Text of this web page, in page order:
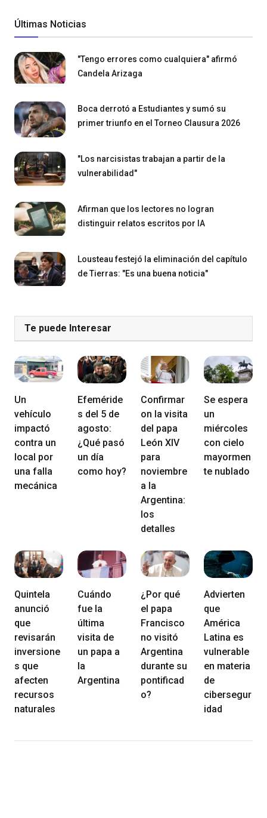
Últimas Noticias
"Tengo errores como cualquiera" afirmó
Candela Arizaga
Boca derrotó a Estudiantes y sumó su
primer triunfo en el Torneo Clausura 2026
"Los narcisistas trabajan a partir de la
vulnerabilidad"
Afirman que los lectores no logran
distinguir relatos escritos por IA
Lousteau festejó la eliminación del capítulo
de Tierras: "Es una buena noticia"
Te puede Interesar
Un
vehículo
impactó
contra un
local por
una falla
mecánica
Efeméride
s del 5 de
agosto:
¿Qué pasó
un día
como hoy?
Confirmar
on la visita
del papa
León XIV
para
noviembre
a la
Argentina:
los
detalles
Se espera
un
miércoles
con cielo
mayormen
te nublado
Quintela
anunció
que
revisarán
inversione
s que
afecten
recursos
naturales
Cuándo
fue la
última
visita de
un papa a
la
Argentina
¿Por qué
el papa
Francisco
no visitó
Argentina
durante su
pontificad
o?
Advierten
que
América
Latina es
vulnerable
en materia
de
cibersegur
idad